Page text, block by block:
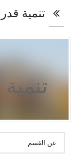
تنمية
عن القسم